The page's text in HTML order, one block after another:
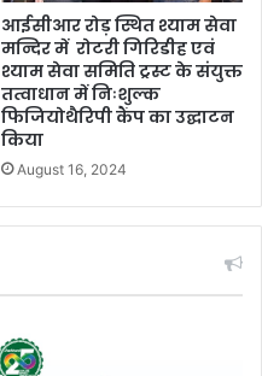
आईसीआर रोड़ स्थित श्याम सेवा
मन्दिर में रोटरी गिरिडीह एवं
श्याम सेवा समिति ट्रस्ट के संयुक्त
तत्वाधान में निःशुल्क
फिजियोथैरिपी कैंप का उद्घाटन
किया
August 16, 2024